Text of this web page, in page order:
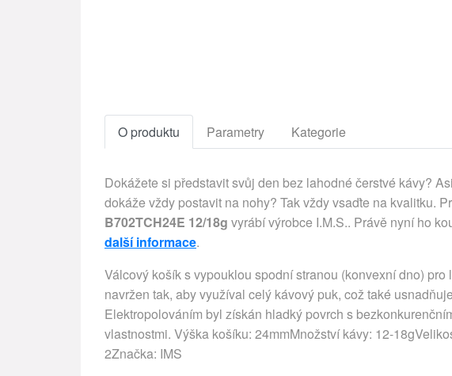
O produktu Parametry Kategorie
Dokážete si představit svůj den bez lahodné čerstvé kávy?
dokáže vždy postavit na nohy? Tak vždy vsaďte na kvalitku.
B702TCH24E 12/18g vyrábí výrobce I.M.S.. Právě nyní ho
další informace.
Válcový košík s vypouklou spodní stranou (konvexní dno) pro
navržen tak, aby využíval celý kávový puk, což také
Elektropolováním byl získán hladký povrch s
vlastnostmi. Výška košíku: 24mmMnožství kávy: 12-
2Značka: IMS